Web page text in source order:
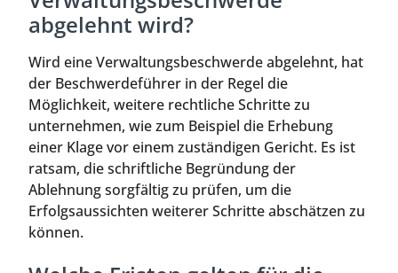
abgelehnt wird?
Wird eine Verwaltungsbeschwerde abgelehnt, hat
der Beschwerdeführer in der Regel die
Möglichkeit, weitere rechtliche Schritte zu
unternehmen, wie zum Beispiel die Erhebung
einer Klage vor einem zuständigen Gericht. Es ist
ratsam, die schriftliche Begründung der
Ablehnung sorgfältig zu prüfen, um die
Erfolgsaussichten weiterer Schritte abschätzen zu
können.